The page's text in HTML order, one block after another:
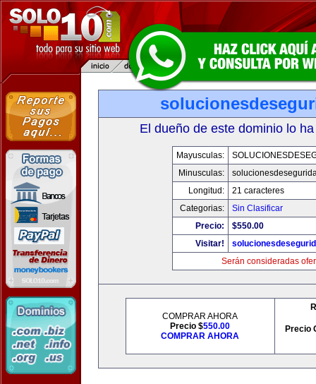
El dueño de este dominio lo
Mayusculas:
Minusculas:
Longitud:
21 caracteres
Categorias:
Sin Clasificar
Precio:
$550.00
Visitar!
Serán consideradas
COMPRAR AHORA
Precio $550.00
COMPRAR AHORA
Precio